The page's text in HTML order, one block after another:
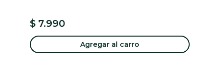
$ 7.990
Agregar al carro